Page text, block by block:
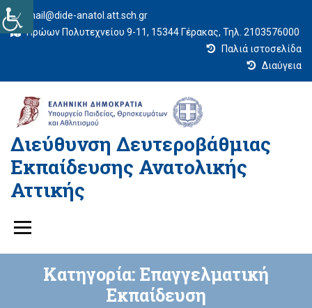
mail@dide-anatol.att.sch.gr
Ηρώων Πολυτεχνείου 9-11, 15344 Γέρακας, Τηλ. 2103576000
Παλιά ιστοσελίδα
Διαύγεια
Διεύθυνση Δευτεροβάθμιας
Εκπαίδευσης Ανατολικής
Αττικής
Κατηγορία: Επαγγελματική
Εκπαίδευση